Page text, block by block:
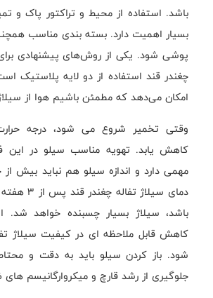
باشد. استفاده از محیط و تراکتور پاک و
بسیار اهمیت دارد. بسته بندی مناسب
پوشی شود. یکی از روش‌های پیشنهادی
چغندر قند استفاده از دو لایه پلاستیک
امکان می‌دهد که مطمئن باشیم هوا از
وقتی تخمیر شروع می شود، درجه
کاهش یابد. تهویه مناسب سیلو در این
مهمی دارد و اندازه سیلو هم نباید بیش
دمای سیلاژ
باشد، سیلاژ بسیار چسبنده خواهد
کاهش قابل ملاحظه ای در کیفیت سیلاژ
شود. باز کردن سیلو باید به دقت و
جلوگیری از رشد قارچ و میکروارگانیسم های